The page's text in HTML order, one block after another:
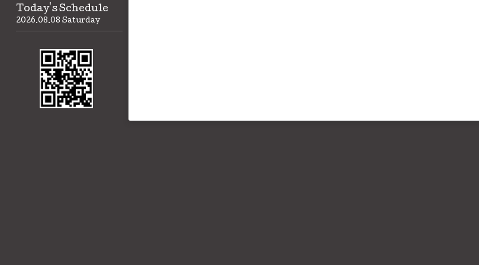
Today's Schedule
2026.08.08 Saturday